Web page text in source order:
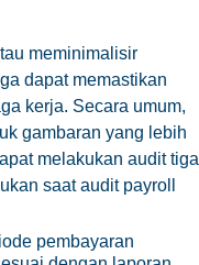
meminimalisir
dapat memastikan
kerja. Secara umum,
gambaran yang lebih
melakukan audit tiga
saat audit payroll
pembayaran